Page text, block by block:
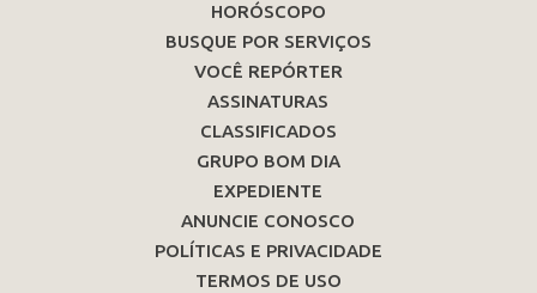
HORÓSCOPO
BUSQUE POR SERVIÇOS
VOCÊ REPÓRTER
ASSINATURAS
CLASSIFICADOS
GRUPO BOM DIA
EXPEDIENTE
ANUNCIE CONOSCO
POLÍTICAS E PRIVACIDADE
TERMOS DE USO